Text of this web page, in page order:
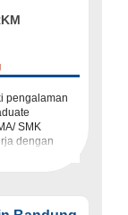
pengalaman
SMK
dengan